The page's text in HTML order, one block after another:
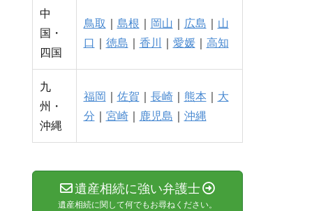
中
国・
四国
鳥取 ｜ 島根 ｜ 岡山 ｜ 広島 ｜ 山
口 ｜ 徳島 ｜ 香川 ｜ 愛媛｜ 高知
九
州・
沖縄
福岡 ｜ 佐賀 ｜ 長崎｜ 熊本 ｜ 大
分 ｜ 宮崎｜ 鹿児島 ｜ 沖縄
遺産相続に強い弁護士
遺産相続に関して何でもお尋ねください。